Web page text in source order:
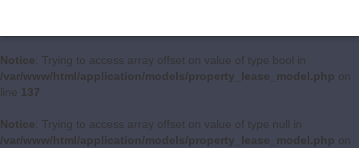
Notice: Trying to access array offset on value of type bool in
/var/www/html/application/models/property_lease_model.php on
line 137
Notice: Trying to access array offset on value of type null in
/var/www/html/application/models/property_lease_model.php on